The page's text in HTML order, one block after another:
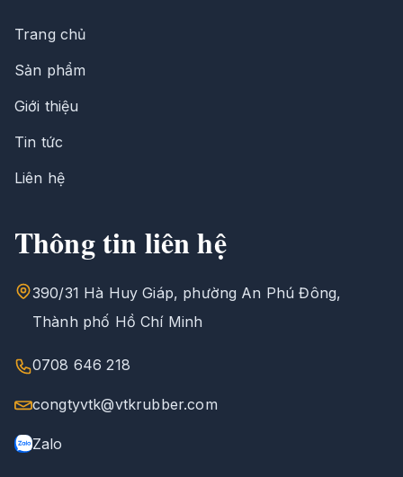
Trang chủ
Sản phẩm
Giới thiệu
Tin tức
Liên hệ
Thông tin liên hệ
390/31 Hà Huy Giáp, phường An Phú Đông,
Thành phố Hồ Chí Minh
0708 646 218
congtyvtk@vtkrubber.com
Zalo